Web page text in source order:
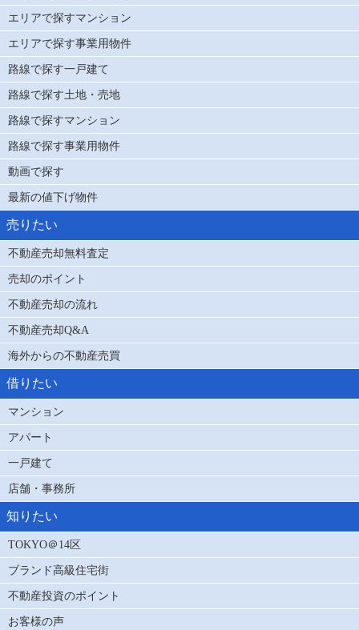
エリアで探すマンション
エリアで探す事業用物件
路線で探す一戸建て
路線で探す土地・売地
路線で探すマンション
路線で探す事業用物件
動画で探す
最新の値下げ物件
売りたい
不動産売却無料査定
売却のポイント
不動産売却の流れ
不動産売却Q&A
海外からの不動産売買
借りたい
マンション
アパート
一戸建て
店舗・事務所
知りたい
TOKYO＠14区
ブランド高級住宅街
不動産投資のポイント
お客様の声